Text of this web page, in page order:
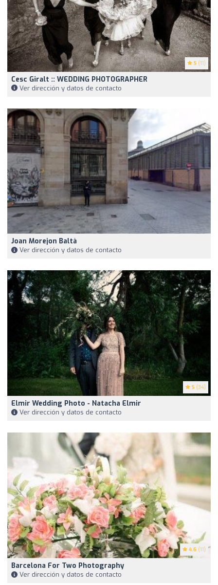
5 (11)
Cesc Giralt :: WEDDING PHOTOGRAPHER
Ver dirección y datos de contacto
Joan Morejon Baltà
Ver dirección y datos de contacto
5 (34)
Elmir Wedding Photo - Natacha Elmir
Ver dirección y datos de contacto
4.6 (11)
Barcelona For Two Photography
Ver dirección y datos de contacto